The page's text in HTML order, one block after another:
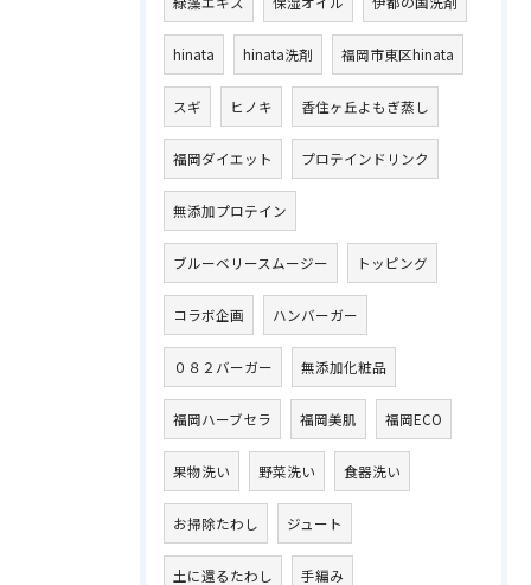
hinata hinata洗剤 福岡市東区hinata
スギ ヒノキ 香住ヶ丘よもぎ蒸し
福岡ダイエット プロテインドリンク
無添加プロテイン
ブルーベリースムージー トッピング
コラボ企画 ハンバーガー
０８２バーガー 無添加化粧品
福岡ハーブセラ 福岡美肌 福岡ECO
果物洗い 野菜洗い 食器洗い
お掃除たわし ジュート
土に還るたわし 手編み